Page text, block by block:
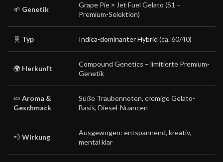
🌱 Genetik
Grape Pie × Jet Fuel Gelato (S1 –
Premium-Selektion)
🧬 Typ Indica-dominanter Hybrid (ca. 60/40)
🌍 Herkunft
Compound Genetics – limitierte Premium-
Genetik
🍬 Aroma &
Geschmack
Süße Traubennoten, cremige Gelato-
Basis, Diesel-Nuancen
💨 Wirkung
Ausgewogen: entspannend, kreativ,
mental klar